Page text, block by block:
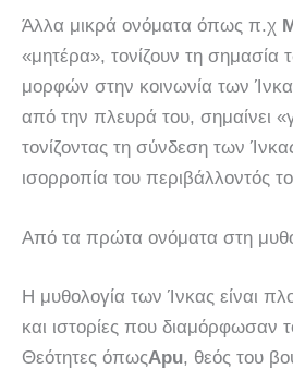
Άλλα μικρά ονόματα όπως π.χ
«μητέρα», τονίζουν τη σημασία
μορφών στην κοινωνία των
από την πλευρά του, σημαίνει
τονίζοντας τη σύνδεση των
ισορροπία του περιβάλλοντός
Από τα πρώτα ονόματα στη
Η μυθολογία των Ίνκας είναι
και ιστορίες που διαμόρφωσαν
Θεότητες όπωςApu, θεός του